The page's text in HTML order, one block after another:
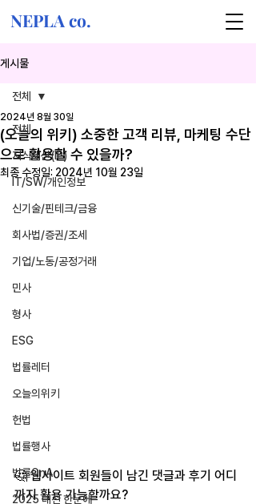
NEPLA co.
게시물
전체
지식재산(IP)
IT/SW/개인정보
신기술/핀테크/금융
회사법/증권/조세
기업/노동/공정거래
민사
형사
ESG
법률레터
오늘의위키
헌법
법률행사
법률QnA
2025 대선 한눈에
전체
(오늘의 위키) 소중한 고객 리뷰, 마케팅 수단
으로 활용할 수 있을까?
2024년 8월 30일
최종 수정일: 2024년 10월 23일
🤔 웹사이트 회원들이 남긴 댓글과 후기 어디
까지 활용 가능할까요?